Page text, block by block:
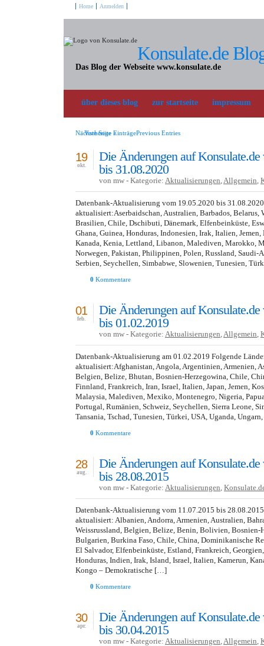
Konsulate.de
Das Blog der Webseite www.konsulate.de
Home Anmelden
über dieses blog zur startseite impressum
Vorherige EinträgePrevious Entries
Nächste Seite »
Die Änderungen auf
bis 31.08.2020
19
okt.
von mw - Kategorie: Aktualisierungen,Allgemein,
Datenbank-Aktualisierung vom 19.05.2020 bis
aktualisiert:Aserbaidschan, Australien, Barbados, Belarus,
Brasilien, Chile, Dschibuti, Dänemark, Elfenbeinküste,
Ghana, Guinea, Honduras, Indonesien, Irak, Italien,
Kanada, Kenia, Lettland, Libanon, Malediven, Marokko,
Norwegen, Pakistan, Philippinen, Polen, Russland, Saudi-
Serbien, Seychellen, Simbabwe, Slowenien, Tunesien,
0 Kommentare
Die Änderungen auf
bis 01.02.2019
01
feb.
von mw - Kategorie: Aktualisierungen,Allgemein,
Datenbank-Aktualisierung am 01.02.2019 Folgende
aktualisiert:Afghanistan, Angola, Argentinien, Armenien,
Belgien, Belize, Bhutan, Bosnien-Herzegowina, Chile,
Finnland, Frankreich, Iran, Israel, Italien, Japan, Jemen,
Malaysia, Malediven, Mexiko, Montenegro, Nigeria,
Portugal, Rumänien, Schweiz, Seychellen, Sierra Leone,
Tansania, Tschad, Tunesien, Türkei, USA, Uganda,
0 Kommentare
Die Änderungen auf
bis 28.08.2015
28
aug.
von mw - Kategorie: Aktualisierungen,
Datenbank-Aktualisierung vom 11.07.2015 bis
aktualisiert: Albanien, Andorra, Armenien, Australien,
Weissrussland, Belgien, Belize, Benin, Bolivien, Bosnien-
Bulgarien, Burkina Faso, Chile, China, Dominikanische
El Salvador, Elfenbeinküste, Estland, Frankreich,
Honduras, Indien, Irak, Island, Israel, Italien, Kamerun,
Kongo – Demokratische […]
0 Kommentare
Die Änderungen auf
bis 30.04.2015
30
apr.
von mw - Kategorie: Aktualisierungen,Allgemein,